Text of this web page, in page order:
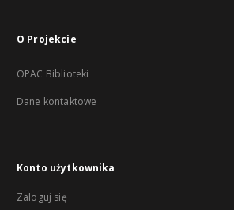
O Projekcie
OPAC Biblioteki
Dane kontaktowe
Konto użytkownika
Zaloguj się